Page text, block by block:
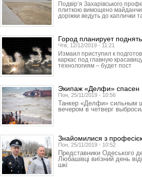
Подвір’я Захарівського
плиткою вимощено
доріжки ведуть до каплички
Город планирует
Чтв, 12/12/2019 - 11:21
Измаил приступил к
каркас под главную
технологиям – будет пост
Экипаж «Делфи» спасен
Пон, 25/11/2019 - 10:56
Танкер «Делфи» сильным
вечером в четверг
Знайомилися з
Пон, 25/11/2019 - 10:52
Представники Одеського
Любашівці виїзний день
шкі